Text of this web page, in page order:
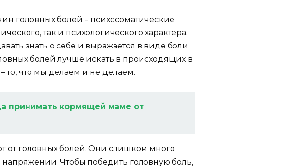
головных болей – психосоматические
так и психологического характера.
знать о себе и выражается в виде боли
болей лучше искать в происходящих в
то, что мы делаем и не делаем.
принимать кормящей маме от
от головных болей. Они слишком много
Чтобы победить головную боль,